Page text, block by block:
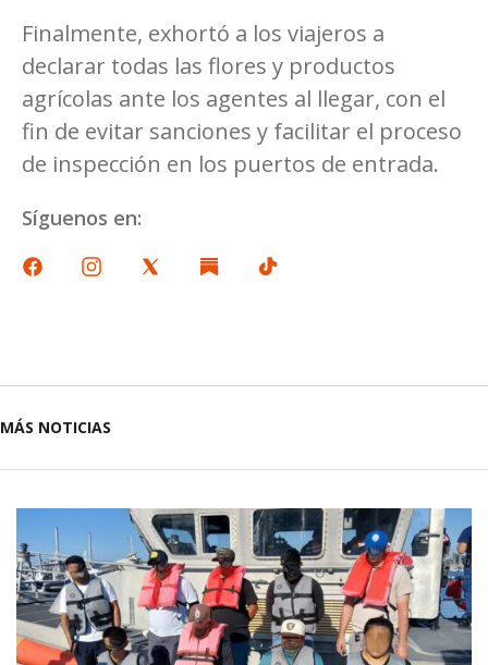
Finalmente, exhortó a los viajeros a
declarar todas las flores y productos
agrícolas ante los agentes al llegar, con el
fin de evitar sanciones y facilitar el proceso
de inspección en los puertos de entrada.
Síguenos en:
MÁS NOTICIAS